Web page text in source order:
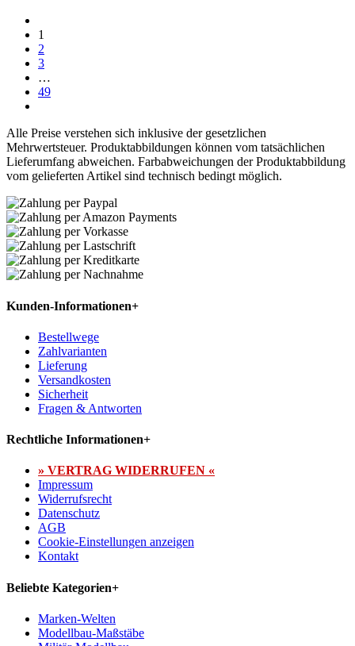
1
2
3
…
49
Alle Preise verstehen sich inklusive der gesetzlichen
Mehrwertsteuer. Produktabbildungen können vom tatsächlichen
Lieferumfang abweichen. Farbabweichungen der Produktabbildung
vom gelieferten Artikel sind technisch bedingt möglich.
Kunden-Informationen+
Bestellwege
Zahlvarianten
Lieferung
Versandkosten
Sicherheit
Fragen & Antworten
Rechtliche Informationen+
» VERTRAG WIDERRUFEN «
Impressum
Widerrufsrecht
Datenschutz
AGB
Cookie-Einstellungen anzeigen
Kontakt
Beliebte Kategorien+
Marken-Welten
Modellbau-Maßstäbe